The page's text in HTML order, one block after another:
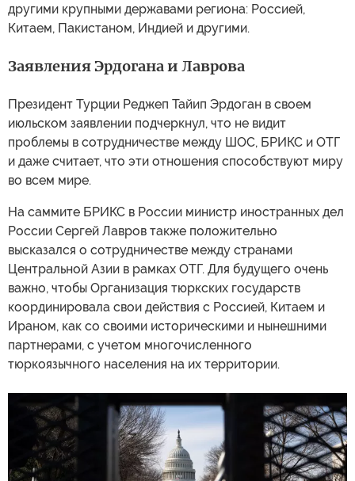
другими крупными державами региона: Россией,
Китаем, Пакистаном, Индией и другими.
Заявления Эрдогана и Лаврова
Президент Турции Реджеп Тайип Эрдоган в своем
июльском заявлении подчеркнул, что не видит
проблемы в сотрудничестве между ШОС, БРИКС и ОТГ
и даже считает, что эти отношения способствуют миру
во всем мире.
На саммите БРИКС в России министр иностранных дел
России Сергей Лавров также положительно
высказался о сотрудничестве между странами
Центральной Азии в рамках ОТГ. Для будущего очень
важно, чтобы Организация тюркских государств
координировала свои действия с Россией, Китаем и
Ираном, как со своими историческими и нынешними
партнерами, с учетом многочисленного
тюркоязычного населения на их территории.